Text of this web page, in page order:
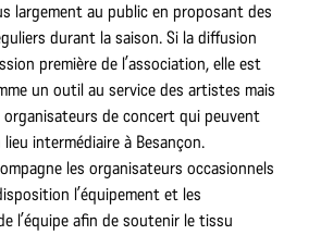
largement au public en proposant des
durant la saison. Si la diffusion
première de l’association, elle est
un outil au service des artistes mais
organisateurs de concert qui peuvent
lieu intermédiaire à Besançon.
les organisateurs occasionnels
l’équipement et les
l’équipe afin de soutenir le tissu